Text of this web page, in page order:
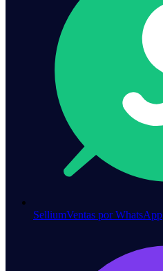
SelliumVentas por WhatsApp